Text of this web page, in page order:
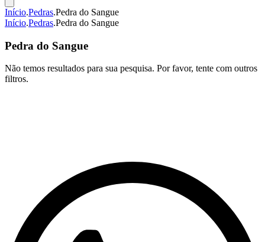
Início.Pedras.Pedra do Sangue
Início.Pedras.Pedra do Sangue
Pedra do Sangue
Não temos resultados para sua pesquisa. Por favor, tente com outros
filtros.